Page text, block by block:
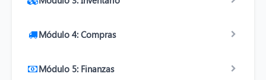
Módulo 4: Compras
Módulo 5: Finanzas